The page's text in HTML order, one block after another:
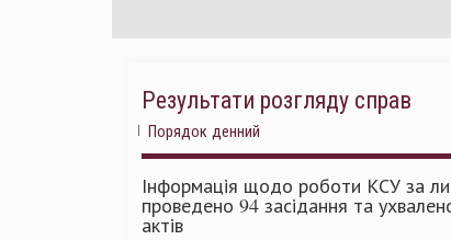
Результати розгляду справ
Порядок денний
Інформація щодо роботи КСУ за
проведено 94 засідання та
актів